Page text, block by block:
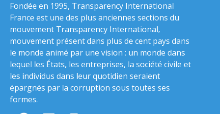
Fondée en 1995, Transparency International
France est une des plus anciennes sections du
mouvement Transparency International,
mouvement présent dans plus de cent pays dans
le monde animé par une vision : un monde dans
lequel les États, les entreprises, la société civile et
les individus dans leur quotidien seraient
épargnés par la corruption sous toutes ses
formes.